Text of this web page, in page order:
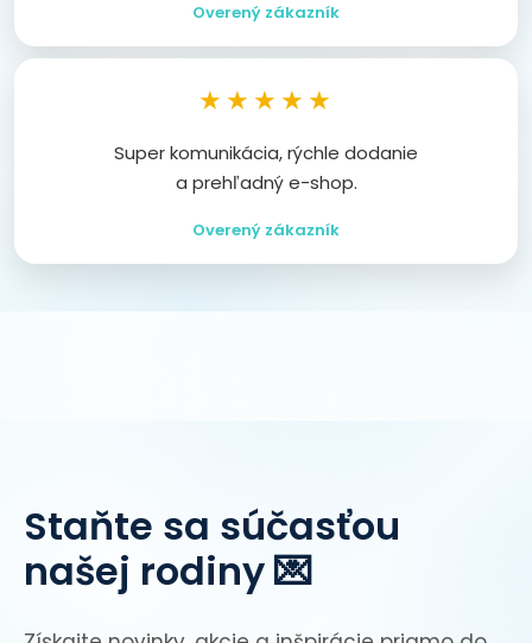
Overený zákazník
★★★★★
Super komunikácia, rýchle dodanie
a prehľadný e-shop.
Overený zákazník
Staňte sa súčasťou
našej rodiny 💌